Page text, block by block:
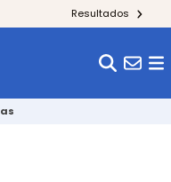
Resultados